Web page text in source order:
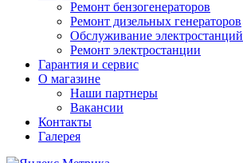
Ремонт бензогенераторов
Ремонт дизельных генераторов
Обслуживание электростанций
Ремонт электростанции
Гарантия и сервис
О магазине
Наши партнеры
Вакансии
Контакты
Галерея